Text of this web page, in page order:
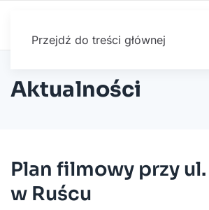
Przejdź do treści głównej
Aktualności
Plan filmowy przy
w Ruścu